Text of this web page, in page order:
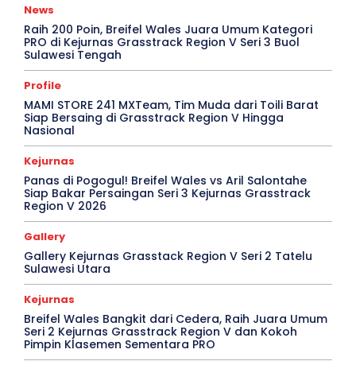
News
Raih 200 Poin, Breifel Wales Juara Umum Kategori
PRO di Kejurnas Grasstrack Region V Seri 3 Buol
Sulawesi Tengah
Profile
MAMI STORE 241 MXTeam, Tim Muda dari Toili Barat
Siap Bersaing di Grasstrack Region V Hingga
Nasional
Kejurnas
Panas di Pogogul! Breifel Wales vs Aril Salontahe
Siap Bakar Persaingan Seri 3 Kejurnas Grasstrack
Region V 2026
Gallery
Gallery Kejurnas Grasstack Region V Seri 2 Tatelu
Sulawesi Utara
Kejurnas
Breifel Wales Bangkit dari Cedera, Raih Juara Umum
Seri 2 Kejurnas Grasstrack Region V dan Kokoh
Pimpin Klasemen Sementara PRO